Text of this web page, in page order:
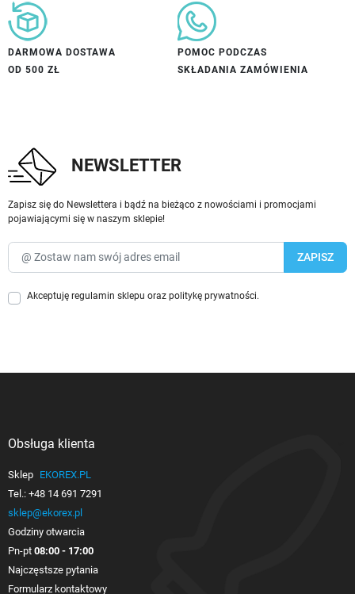
DARMOWA DOSTAWA
OD 500 ZŁ
POMOC PODCZAS
SKŁADANIA ZAMÓWIENIA
NEWSLETTER
Zapisz się do Newslettera i bądź na bieżąco z nowościami i promocjami
pojawiającymi się w naszym sklepie!
Akceptuję regulamin sklepu oraz politykę prywatności.
Obsługa klienta
Sklep EKOREX.PL
Tel.: +48 14 691 7291
sklep@ekorex.pl
Godziny otwarcia
Pn-pt 08:00 - 17:00
Najczęstsze pytania
Formularz kontaktowy